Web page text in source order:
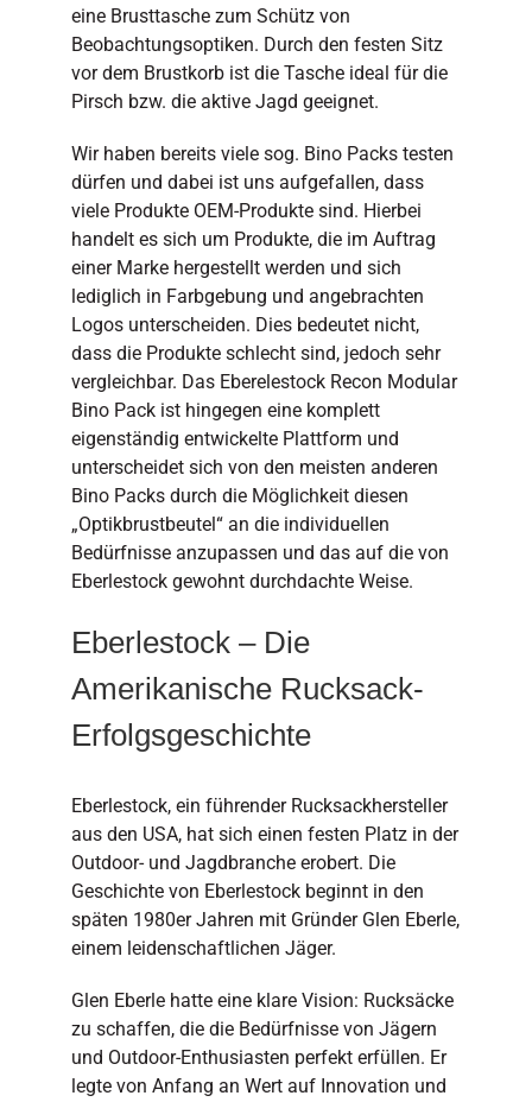
eine Brusttasche zum Schütz von
Beobachtungsoptiken. Durch den festen Sitz
vor dem Brustkorb ist die Tasche ideal für die
Pirsch bzw. die aktive Jagd geeignet.
Wir haben bereits viele sog. Bino Packs testen
dürfen und dabei ist uns aufgefallen, dass
viele Produkte OEM-Produkte sind. Hierbei
handelt es sich um Produkte, die im Auftrag
einer Marke hergestellt werden und sich
lediglich in Farbgebung und angebrachten
Logos unterscheiden. Dies bedeutet nicht,
dass die Produkte schlecht sind, jedoch sehr
vergleichbar. Das Eberelestock Recon Modular
Bino Pack ist hingegen eine komplett
eigenständig entwickelte Plattform und
unterscheidet sich von den meisten anderen
Bino Packs durch die Möglichkeit diesen
„Optikbrustbeutel“ an die individuellen
Bedürfnisse anzupassen und das auf die von
Eberlestock gewohnt durchdachte Weise.
Eberlestock – Die
Amerikanische Rucksack-
Erfolgsgeschichte
Eberlestock, ein führender Rucksackhersteller
aus den USA, hat sich einen festen Platz in der
Outdoor- und Jagdbranche erobert. Die
Geschichte von Eberlestock beginnt in den
späten 1980er Jahren mit Gründer Glen Eberle,
einem leidenschaftlichen Jäger.
Glen Eberle hatte eine klare Vision: Rucksäcke
zu schaffen, die die Bedürfnisse von Jägern
und Outdoor-Enthusiasten perfekt erfüllen. Er
legte von Anfang an Wert auf Innovation und